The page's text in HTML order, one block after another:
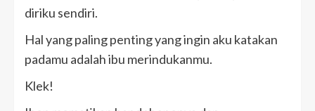
diriku sendiri.
Hal yang paling penting yang ingin aku katakan
padamu adalah ibu merindukanmu.
Klek!